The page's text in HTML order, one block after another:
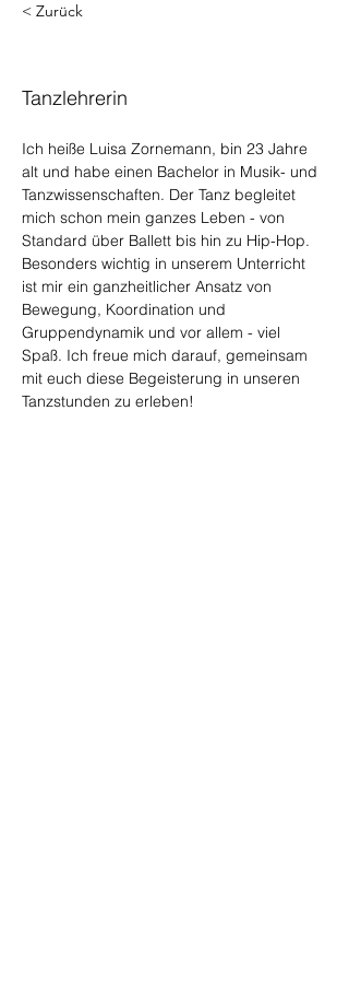
< Zurück
Tanzlehrerin
Ich heiße Luisa Zornemann, bin 23 Jahre
alt und habe einen Bachelor in Musik- und
Tanzwissenschaften. Der Tanz begleitet
mich schon mein ganzes Leben - von
Standard über Ballett bis hin zu Hip-Hop.
Besonders wichtig in unserem Unterricht
ist mir ein ganzheitlicher Ansatz von
Bewegung, Koordination und
Gruppendynamik und vor allem - viel
Spaß. Ich freue mich darauf, gemeinsam
mit euch diese Begeisterung in unseren
Tanzstunden zu erleben!